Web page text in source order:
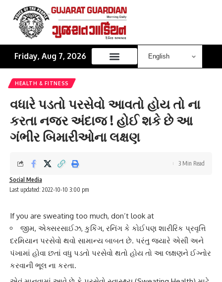
Friday, Aug 7, 2026
HEALTH & FITNESS
વધારે પડતો પરસેવો આવતો હોય તો ના
કરતા નજર અંદાજ ! હોઈ શકે છે આ
ગંભીર બિમારીઓના લક્ષણ
Last updated: 2022-10-10 3:00 pm
Social Media
3 Min Read
If you are sweating too much, don’t look at
જીમ, એક્સરસાઈઝ, કુકિંગ, રનિંગ કે કોઈપણ શારીરિક પ્રવૃત્તિ
દરમિયાન પરસેવો થવો સામાન્ય બાબત છે. પરંતુ જ્યારે એસી અને
પંખામાં હોવા છતાં વધુ પડતો પરસેવો થતો હોય તો આ લક્ષણને ઈગ્નોર
કરવાની ભૂલ ના કરતા.